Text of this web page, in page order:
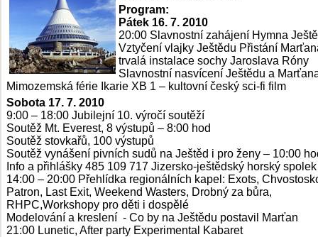
Program:
Pátek 16. 7. 2010
20:00 Slavnostní zahájení Hymna
Vztyčení vlajky Ještědu Přistání
trvalá instalace sochy Jaroslava Róny
Slavnostní nasvícení Ještědu a
Mimozemská férie Ikarie XB 1 – kultovní český sci-fi film
Sobota 17. 7. 2010
9:00 – 18:00 Jubilejní 10. výročí soutěží
Soutěž Mt. Everest, 8 výstupů – 8:00 hod
Soutěž stovkařů, 100 výstupů
Soutěž vynášení pivních sudů na Ještěd i pro ženy – 10:00
Info a přihlášky 485 109 717 Jizersko-ještědský horský spolek
14:00 – 20:00 Přehlídka regionálních kapel: Exots,
Patron, Last Exit, Weekend Wasters, Drobný za bůra,
RHPC,Workshopy pro děti i dospělé
Modelování a kreslení - Co by na Ještědu postavil Marťan
21:00 Lunetic, After party Experimental Kabaret